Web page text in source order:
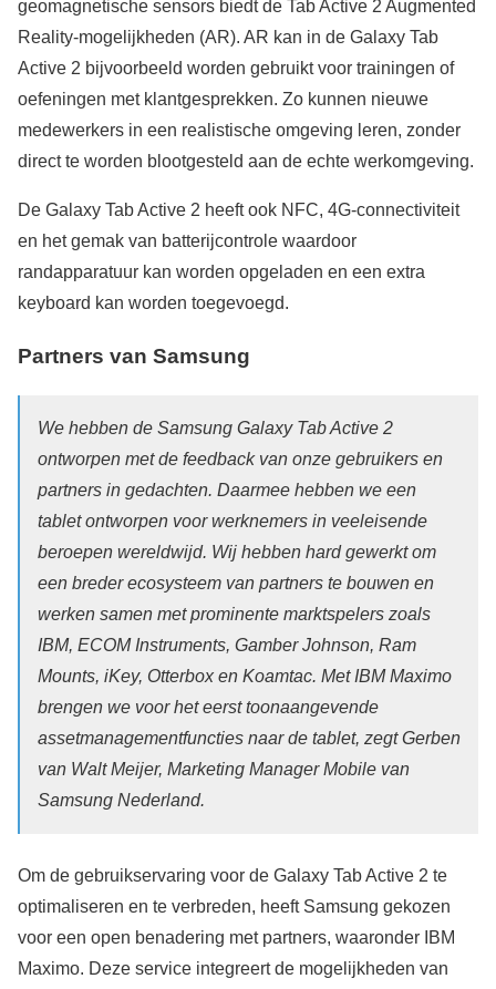
geomagnetische sensors biedt de Tab Active 2 Augmented
Reality-mogelijkheden (AR). AR kan in de Galaxy Tab
Active 2 bijvoorbeeld worden gebruikt voor trainingen of
oefeningen met klantgesprekken. Zo kunnen nieuwe
medewerkers in een realistische omgeving leren, zonder
direct te worden blootgesteld aan de echte werkomgeving.
De Galaxy Tab Active 2 heeft ook NFC, 4G-connectiviteit
en het gemak van batterijcontrole waardoor
randapparatuur kan worden opgeladen en een extra
keyboard kan worden toegevoegd.
Partners van Samsung
We hebben de Samsung Galaxy Tab Active 2
ontworpen met de feedback van onze gebruikers en
partners in gedachten. Daarmee hebben we een
tablet ontworpen voor werknemers in veeleisende
beroepen wereldwijd. Wij hebben hard gewerkt om
een breder ecosysteem van partners te bouwen en
werken samen met prominente marktspelers zoals
IBM, ECOM Instruments, Gamber Johnson, Ram
Mounts, iKey, Otterbox en Koamtac. Met IBM Maximo
brengen we voor het eerst toonaangevende
assetmanagementfuncties naar de tablet, zegt Gerben
van Walt Meijer, Marketing Manager Mobile van
Samsung Nederland.
Om de gebruikservaring voor de Galaxy Tab Active 2 te
optimaliseren en te verbreden, heeft Samsung gekozen
voor een open benadering met partners, waaronder IBM
Maximo. Deze service integreert de mogelijkheden van